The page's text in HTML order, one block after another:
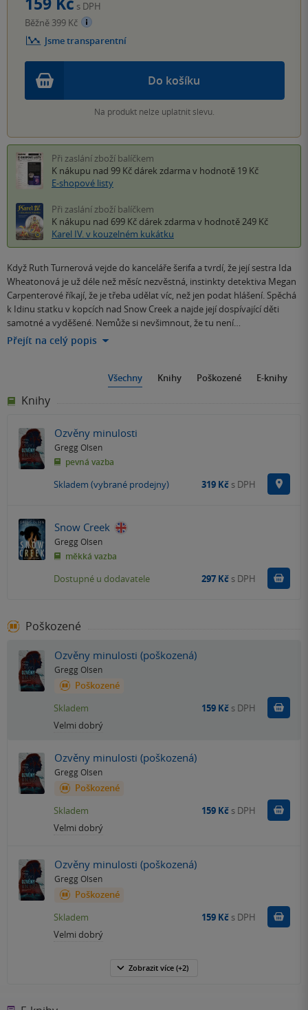
Do košíku
Na produkt nelze uplatnit slevu.
s DPH
Běžně 399 Kč
Jsme transparentní
Při zaslání zboží balíčkem
K nákupu nad 99 Kč dárek zdarma v hodnotě 19 Kč
E-shopové listy
Při zaslání zboží balíčkem
K nákupu nad 699 Kč dárek zdarma v hodnotě 249 Kč
Karel IV. v kouzelném kukátku
Když Ruth Turnerová vejde do kanceláře šerifa a tvrdí, že její sestra Ida
Wheatonová je už déle než měsíc nezvěstná, instinkty detektiva Megan
Carpenterové říkají, že je třeba udělat víc, než jen podat hlášení. Spěchá
k Idinu statku v kopcích nad Snow Creek a najde její dospívající děti
samotné a vyděšené. Nemůže si nevšimnout, že tu není…
Přejít na celý popis
Všechny Knihy Poškozené E-knihy
Knihy
Ozvěny minulosti
Gregg Olsen
pevná vazba
Skladem (vybrané prodejny) 319 Kč s DPH
Snow Creek
Gregg Olsen
měkká vazba
Dostupné u dodavatele 297 Kč s DPH
Poškozené
Ozvěny minulosti (poškozená)
Gregg Olsen
Poškozené
Velmi dobrý
Skladem 159 Kč s DPH
Ozvěny minulosti (poškozená)
Gregg Olsen
Poškozené
Velmi dobrý
Skladem 159 Kč s DPH
Ozvěny minulosti (poškozená)
Gregg Olsen
Poškozené
Velmi dobrý
Skladem 159 Kč s DPH
Zobrazit více (+2)